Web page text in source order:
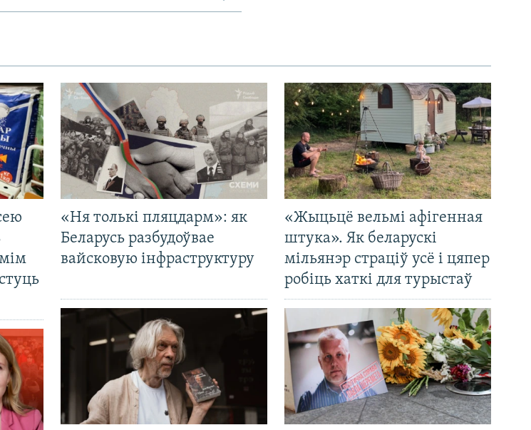
«Ня толькі пляцдарм»: як
Беларусь разбудоўвае
вайсковую інфраструктуру
«Жыцьцё вельмі афігенная
штука». Як беларускі
мільянэр страціў усё і цяпер
робіць хаткі для турыстаў